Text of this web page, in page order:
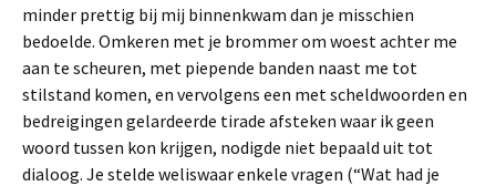
minder prettig bij mij binnenkwam dan je misschien
bedoelde. Omkeren met je brommer om woest achter me
aan te scheuren, met piepende banden naast me tot
stilstand komen, en vervolgens een met scheldwoorden en
bedreigingen gelardeerde tirade afsteken waar ik geen
woord tussen kon krijgen, nodigde niet bepaald uit tot
dialoog. Je stelde weliswaar enkele vragen (“Wat had je